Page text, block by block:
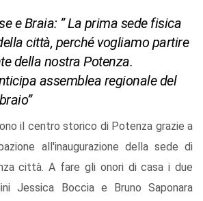
e Braia: ” La prima sede fisica
città, perché vogliamo partire
della nostra Potenza.
assemblea regionale del
il centro storico di Potenza grazie a
all'inaugurazione della sede di
città. A fare gli onori di casa i due
Jessica Boccia e Bruno Saponara